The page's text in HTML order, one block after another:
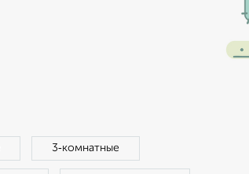
3‑комнатные